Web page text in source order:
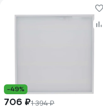
-49%
706 ₽1 394 ₽